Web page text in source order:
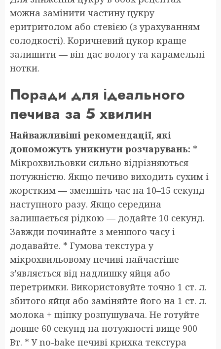
можна замінити частину цукру
еритритолом або стевією (з урахуванням
солодкості). Коричневий цукор краще
залишити — він дає вологу та карамельні
нотки.
Поради для ідеального
печива за 5 хвилин
Найважливіші рекомендації, які
допоможуть уникнути розчарувань: *
Мікрохвильовки сильно відрізняються
потужністю. Якщо печиво виходить сухим і
жорстким — зменшіть час на 10–15 секунд
наступного разу. Якщо середина
залишається рідкою — додайте 10 секунд.
Завжди починайте з меншого часу і
додавайте. * Гумова текстура у
мікрохвильовому печиві найчастіше
з’являється від надлишку яйця або
перетримки. Використовуйте точно 1 ст. л.
збитого яйця або заміняйте його на 1 ст. л.
молока + щіпку розпушувача. Не готуйте
довше 60 секунд на потужності вище 900
Вт. * У no-bake печиві крихка текстура